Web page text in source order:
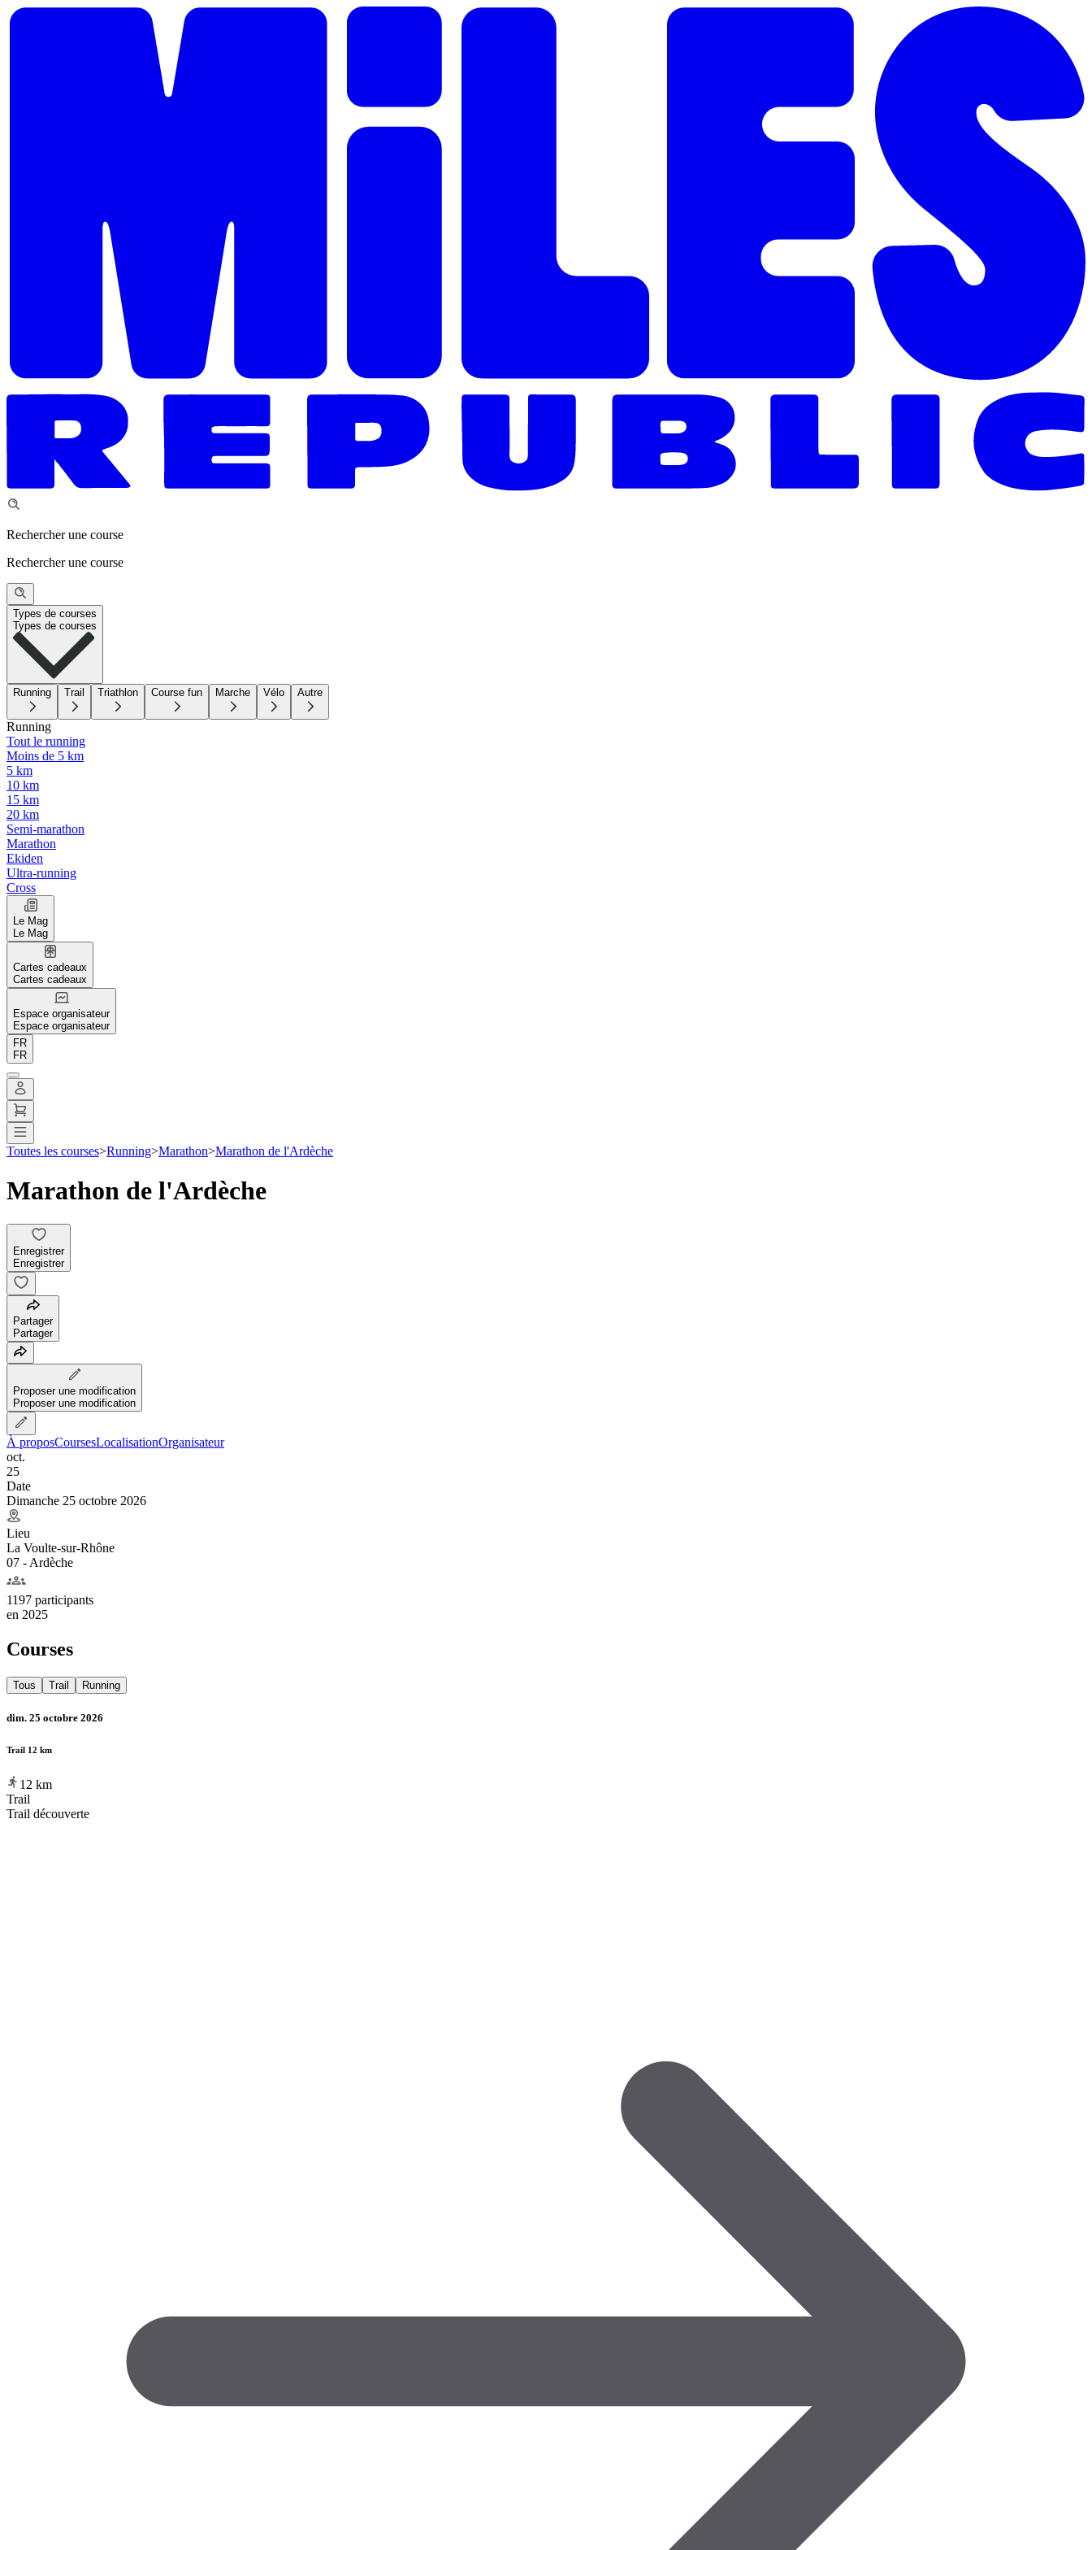
Rechercher une course
Rechercher une course
Types de courses
Types de courses
Running Trail Triathlon Course fun Marche Vélo Autre
Running
Tout le running
Moins de 5 km
5 km
10 km
15 km
20 km
Semi-marathon
Marathon
Ekiden
Ultra-running
Cross
Le Mag
Le Mag
Cartes cadeaux
Cartes cadeaux
Espace organisateur
Espace organisateur
FR
FR
Toutes les courses>Running>Marathon>Marathon de l'Ardèche
Marathon de l'Ardèche
Enregistrer
Enregistrer
Partager
Partager
Proposer une modification
Proposer une modification
À proposCoursesLocalisationOrganisateur
oct.
25
Date
Dimanche 25 octobre 2026
Lieu
La Voulte-sur-Rhône
07 - Ardèche
1197 participants
en 2025
Courses
Tous Trail Running
dim. 25 octobre 2026
Trail 12 km
12 km
Trail
Trail découverte